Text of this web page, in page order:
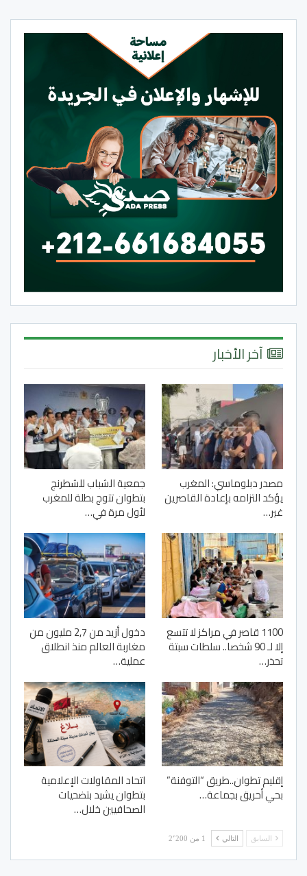
آخر الأخبار
مصدر دبلوماسي: المغرب
يؤكد التزامه بإعادة القاصرين
غير…
جمعية الشباب للشطرنج
بتطوان تتوج بطلة للمغرب
لأول مرة في…
1100 قاصر في مراكز لا تتسع
إلا لـ 90 شخصا.. سلطات سبتة
تحذر…
دخول أزيد من 2,7 مليون من
مغاربة العالم منذ انطلاق
عملية…
إقليم تطوان..طريق “التوفنة”
بحي أحريق بجماعة…
اتحاد المقاولات الإعلامية
بتطوان يشيد بتضحيات
الصحافيين خلال…
السابق التالي 1 من 2٬200